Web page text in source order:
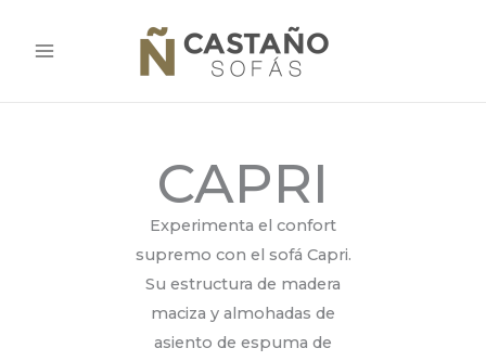
CAPRI
Experimenta el confort
supremo con el sofá Capri.
Su estructura de madera
maciza y almohadas de
asiento de espuma de